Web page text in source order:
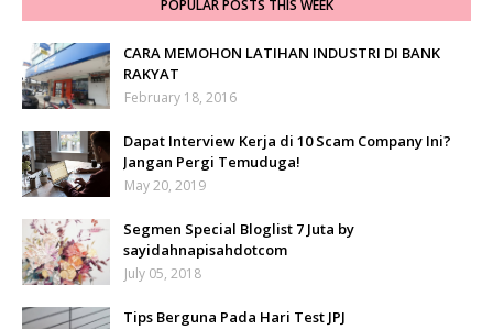
POPULAR POSTS THIS WEEK
CARA MEMOHON LATIHAN INDUSTRI DI BANK
RAKYAT
February 18, 2016
Dapat Interview Kerja di 10 Scam Company Ini?
Jangan Pergi Temuduga!
May 20, 2019
Segmen Special Bloglist 7 Juta by
sayidahnapisahdotcom
July 05, 2018
Tips Berguna Pada Hari Test JPJ